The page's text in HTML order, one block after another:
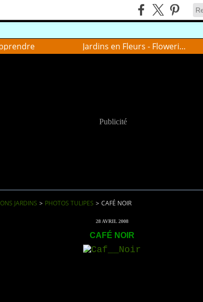
Jardins en Fleurs - Flowering gardens
Publicité
JARDINS > PHOTOS TULIPES > CAFÉ NOIR
28 AVRIL 2008
CAFÉ NOIR